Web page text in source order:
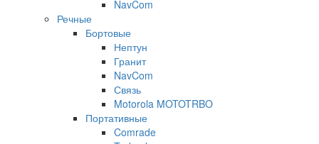
NavCom
Речные
Бортовые
Нептун
Гранит
NavCom
Связь
Motorola MOTOTRBO
Портативные
Comrade